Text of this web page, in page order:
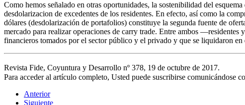
Como hemos señalado en otras oportunidades, la sostenibilidad del
desdolarizacion de excedentes de los residentes. En efecto, así como la
dólares (desdolarización de portafolios) constituye la segunda fuente de
mercado para realizar operaciones de carry trade. Entre ambos
financieros tomados por el sector público y el privado y que se liquidaron en
Revista Fide, Coyuntura y Desarrollo nº 378, 19 de octubre de 2017.
Para acceder al artículo completo, Usted puede suscribirse comunicándose
Anterior
Siguiente